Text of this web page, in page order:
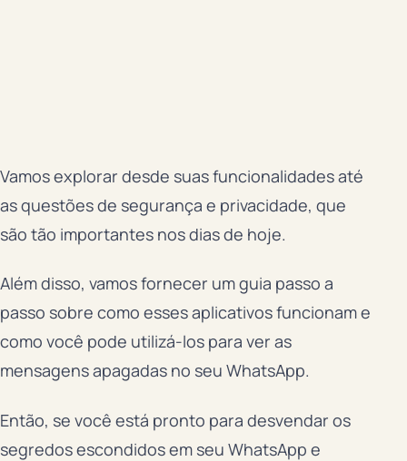
Vamos explorar desde suas funcionalidades até
as questões de segurança e privacidade, que
são tão importantes nos dias de hoje.
Além disso, vamos fornecer um guia passo a
passo sobre como esses aplicativos funcionam e
como você pode utilizá-los para ver as
mensagens apagadas no seu WhatsApp.
Então, se você está pronto para desvendar os
segredos escondidos em seu WhatsApp e